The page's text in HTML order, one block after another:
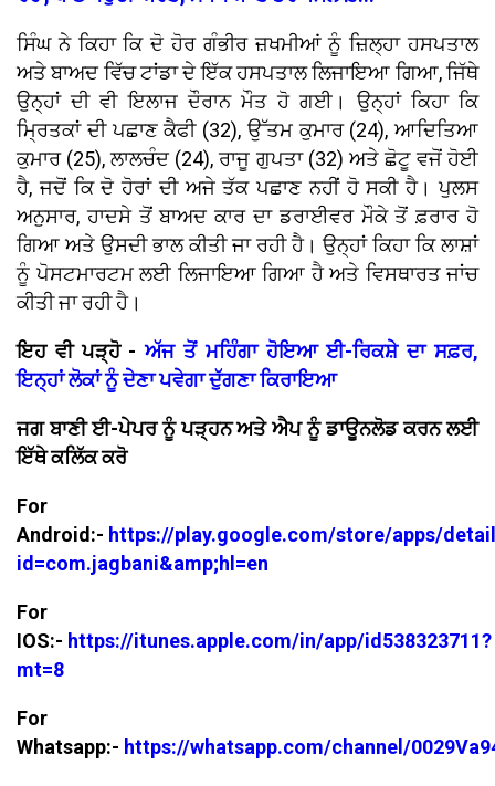
ਸਿੰਘ ਨੇ ਕਿਹਾ ਕਿ ਦੋ ਹੋਰ ਗੰਭੀਰ ਜ਼ਖਮੀਆਂ ਨੂੰ ਜ਼ਿਲ੍ਹਾ ਹਸਪਤਾਲ
ਅਤੇ ਬਾਅਦ ਵਿੱਚ ਟਾਂਡਾ ਦੇ ਇੱਕ ਹਸਪਤਾਲ ਲਿਜਾਇਆ ਗਿਆ, ਜਿੱਥੇ
ਉਨ੍ਹਾਂ ਦੀ ਵੀ ਇਲਾਜ ਦੌਰਾਨ ਮੌਤ ਹੋ ਗਈ। ਉਨ੍ਹਾਂ ਕਿਹਾ ਕਿ
ਮ੍ਰਿਤਕਾਂ ਦੀ ਪਛਾਣ ਕੈਫੀ (32), ਉੱਤਮ ਕੁਮਾਰ (24), ਆਦਿਤਿਆ
ਕੁਮਾਰ (25), ਲਾਲਚੰਦ (24), ਰਾਜੂ ਗੁਪਤਾ (32) ਅਤੇ ਛੋਟੂ ਵਜੋਂ ਹੋਈ
ਹੈ, ਜਦੋਂ ਕਿ ਦੋ ਹੋਰਾਂ ਦੀ ਅਜੇ ਤੱਕ ਪਛਾਣ ਨਹੀਂ ਹੋ ਸਕੀ ਹੈ। ਪੁਲਸ
ਅਨੁਸਾਰ, ਹਾਦਸੇ ਤੋਂ ਬਾਅਦ ਕਾਰ ਦਾ ਡਰਾਈਵਰ ਮੌਕੇ ਤੋਂ ਫ਼ਰਾਰ ਹੋ
ਗਿਆ ਅਤੇ ਉਸਦੀ ਭਾਲ ਕੀਤੀ ਜਾ ਰਹੀ ਹੈ। ਉਨ੍ਹਾਂ ਕਿਹਾ ਕਿ ਲਾਸ਼ਾਂ
ਨੂੰ ਪੋਸਟਮਾਰਟਮ ਲਈ ਲਿਜਾਇਆ ਗਿਆ ਹੈ ਅਤੇ ਵਿਸਥਾਰਤ ਜਾਂਚ
ਕੀਤੀ ਜਾ ਰਹੀ ਹੈ।
ਇਹ ਵੀ ਪੜ੍ਹੋ -ਅੱਜ ਤੋਂ ਮਹਿੰਗਾ ਹੋਇਆ ਈ-ਰਿਕਸ਼ੇ ਦਾ ਸਫ਼ਰ,
ਇਨ੍ਹਾਂ ਲੋਕਾਂ ਨੂੰ ਦੇਣਾ ਪਵੇਗਾ ਦੁੱਗਣਾ ਕਿਰਾਇਆ
ਜਗ ਬਾਣੀ ਈ-ਪੇਪਰ ਨੂੰ ਪੜ੍ਹਨ ਅਤੇ ਐਪ ਨੂੰ ਡਾਊਨਲੋਡ ਕਰਨ ਲਈ
ਇੱਥੇ ਕਲਿੱਕ ਕਰੋ
For
Android:- https://play.google.com/store/apps/
id=com.jagbani&amp;hl=en
For
IOS:- https://itunes.apple.com/in/app/id538323711?
mt=8
For
Whatsapp:- https://whatsapp.com/channel/